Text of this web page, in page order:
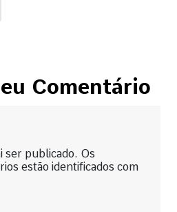
Comentário
ser publicado. Os
estão identificados com